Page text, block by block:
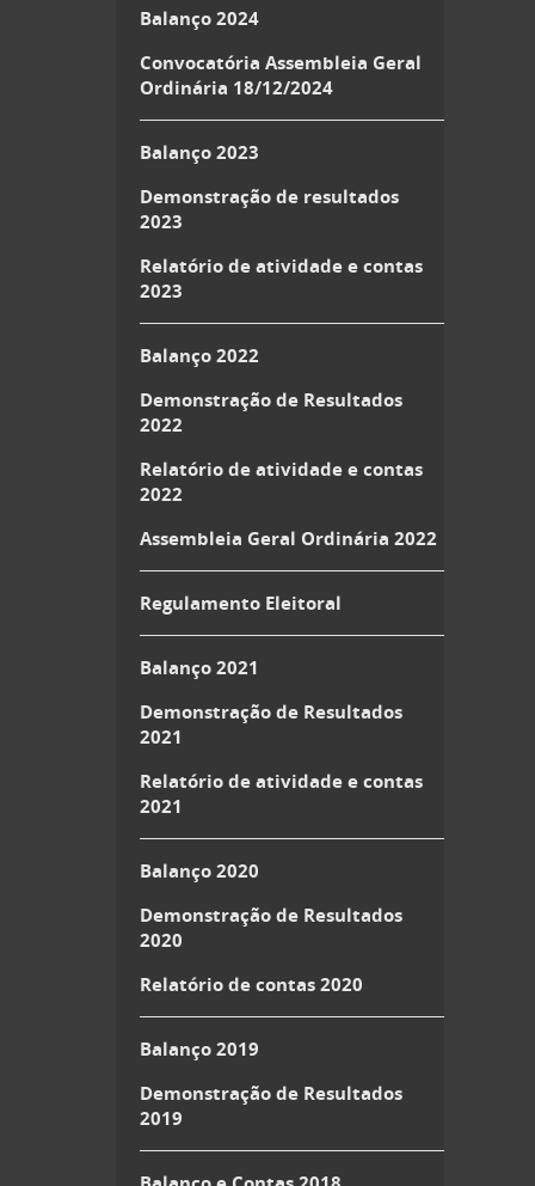
Balanço 2024
Convocatória Assembleia Geral
Ordinária 18/12/2024
Balanço 2023
Demonstração de resultados
2023
Relatório de atividade e contas
2023
Balanço 2022
Demonstração de Resultados
2022
Relatório de atividade e contas
2022
Assembleia Geral Ordinária 2022
Regulamento Eleitoral
Balanço 2021
Demonstração de Resultados
2021
Relatório de atividade e contas
2021
Balanço 2020
Demonstração de Resultados
2020
Relatório de contas 2020
Balanço 2019
Demonstração de Resultados
2019